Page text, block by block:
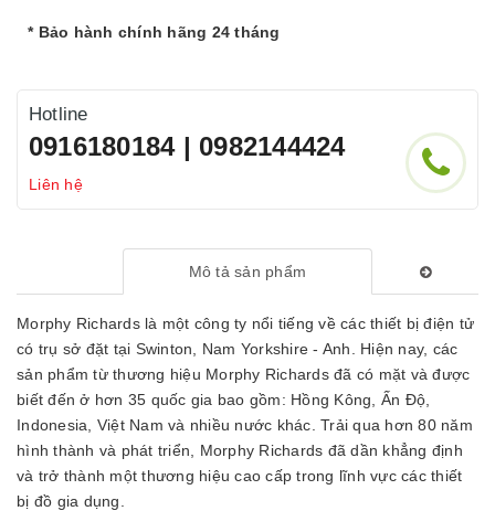
* Bảo hành chính hãng 24 tháng
Hotline
0916180184 | 0982144424
Liên hệ
Mô tả sản phẩm
Morphy Richards là một công ty nổi tiếng về các thiết bị điện tử
có trụ sở đặt tại Swinton, Nam Yorkshire - Anh. Hiện nay, các
sản phẩm từ thương hiệu Morphy Richards đã có mặt và được
biết đến ở hơn 35 quốc gia bao gồm: Hồng Kông, Ấn Độ,
Indonesia, Việt Nam và nhiều nước khác. Trải qua hơn 80 năm
hình thành và phát triển, Morphy Richards đã dần khẳng định
và trở thành một thương hiệu cao cấp trong lĩnh vực các thiết
bị đồ gia dụng.